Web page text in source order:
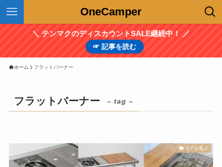
OneCamper
＼ テンマクのディスカウントSALE継続中！ ／
☞ 記事を読む
ホーム フラットバーナー
フラットバーナー – tag –
ギアを選ぶ